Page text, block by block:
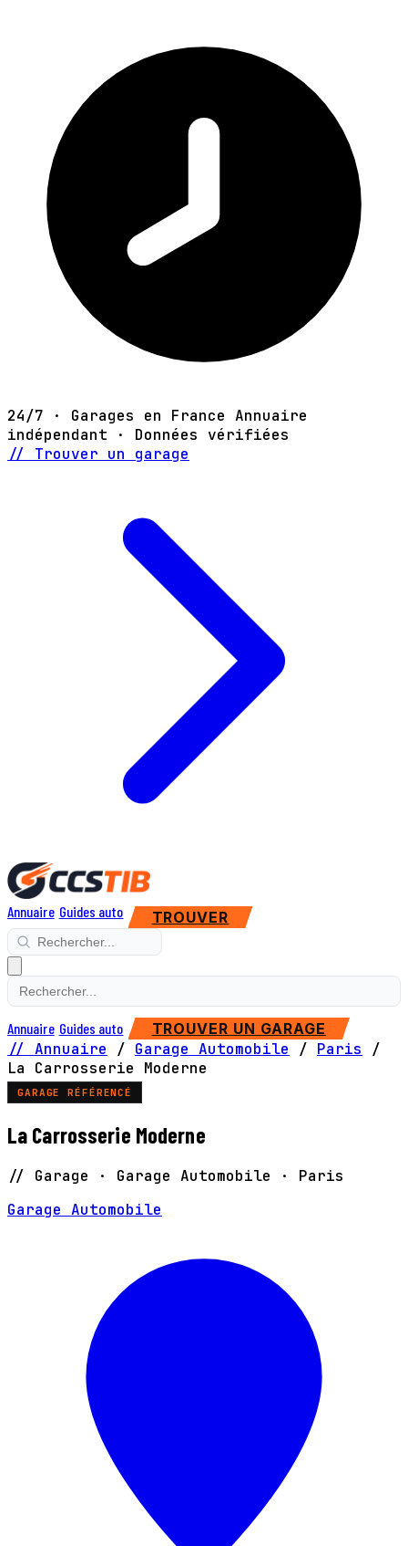
24/7 · Garages en France Annuaire
indépendant · Données vérifiées
// Trouver un garage
Annuaire Guides auto TROUVER
Annuaire Guides auto TROUVER UN GARAGE
// Annuaire / Garage Automobile / Paris
/
La Carrosserie Moderne
GARAGE RÉFÉRENCÉ
La Carrosserie Moderne
// Garage · Garage Automobile · Paris
Garage Automobile